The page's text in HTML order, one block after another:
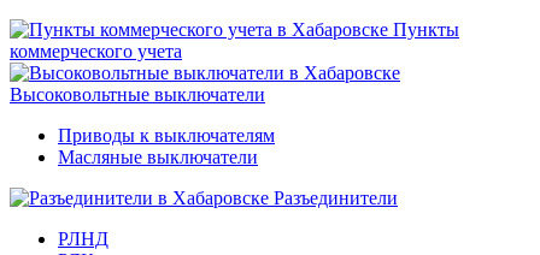
Пункты
коммерческого учета
Высоковольтные выключатели
Приводы к выключателям
Масляные выключатели
Разъединители
РЛНД